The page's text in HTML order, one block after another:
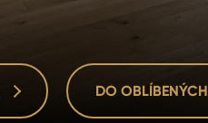
DO OBLÍBENÝCH